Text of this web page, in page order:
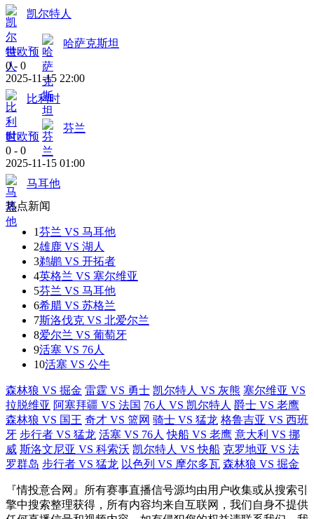
凯尔特人
世欧预
哈萨克斯坦
0 - 0
2025-11-15 22:00
比利时
世欧预
芬兰
0 - 0
2025-11-15 01:00
马耳他
热点新闻
1芬兰 VS 马耳他
2雄鹿 VS 湖人
3鹈鹕 VS 开拓者
4英格兰 VS 塞尔维亚
5芬兰 VS 马耳他
6希腊 VS 苏格兰
7斯洛伐克 VS 北爱尔兰
8爱尔兰 VS 葡萄牙
9活塞 VS 76人
10活塞 VS 公牛
森林狼 VS 掘金 雷霆 VS 勇士 凯尔特人 VS 灰熊 塞尔维亚 VS
拉脱维亚 阿塞拜疆 VS 法国 76人 VS 凯尔特人 爵士 VS 老鹰
森林狼 VS 国王 奇才 VS 篮网 骑士 VS 猛龙 格鲁吉亚 VS 西班
牙 步行者 VS 猛龙 活塞 VS 76人 快船 VS 老鹰 意大利 VS 挪
威 斯洛文尼亚 VS 科索沃 凯尔特人 VS 快船 克罗地亚 VS 法
罗群岛 步行者 VS 猛龙 以色列 VS 摩尔多瓦 森林狼 VS 掘金
『情投意合网』所有赛事直播信号源均由用户收集或从搜索引
擎中搜索整理获得，所有内容均来自互联网，我们自身不提供